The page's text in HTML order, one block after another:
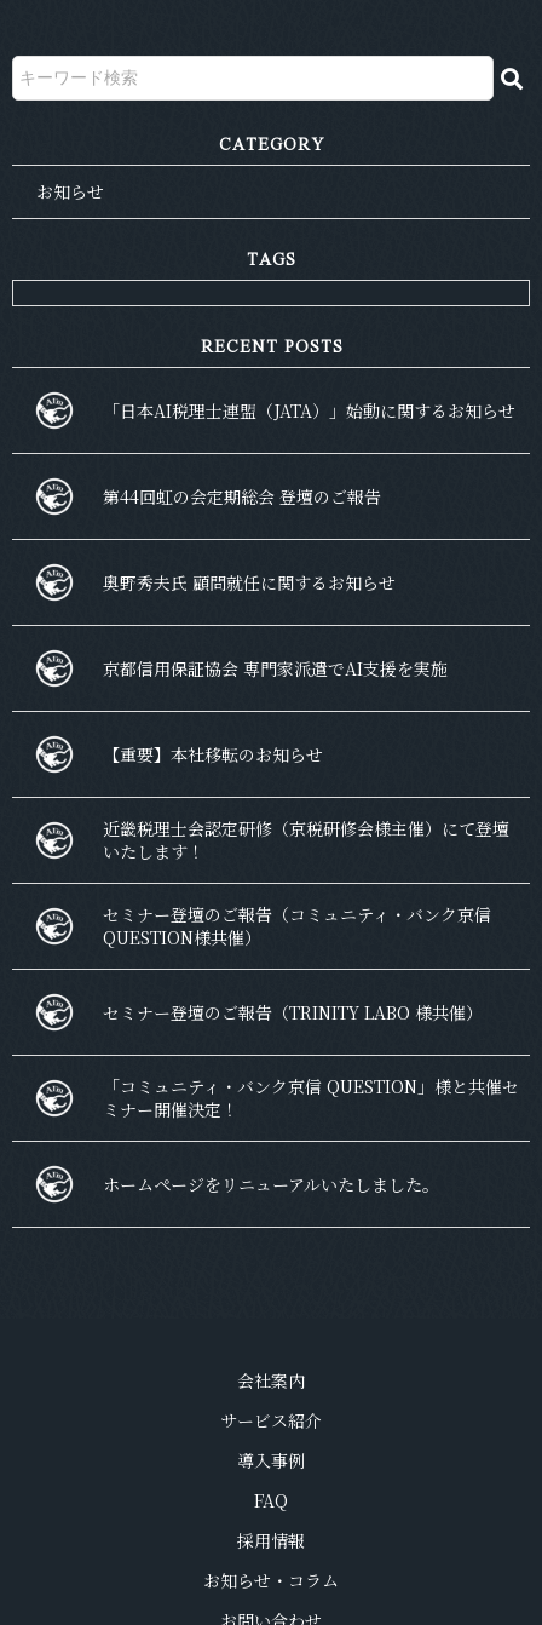
CATEGORY
お知らせ
TAGS
RECENT POSTS
「日本AI税理士連盟（JATA）」始動に関するお知らせ
第44回虹の会定期総会 登壇のご報告
奥野秀夫氏 顧問就任に関するお知らせ
京都信用保証協会 専門家派遣でAI支援を実施
【重要】本社移転のお知らせ
近畿税理士会認定研修（京税研修会様主催）にて登壇
いたします！
セミナー登壇のご報告（コミュニティ・バンク京信
QUESTION様共催）
セミナー登壇のご報告（TRINITY LABO 様共催）
「コミュニティ・バンク京信 QUESTION」様と共催セ
ミナー開催決定！
ホームページをリニューアルいたしました。
会社案内
サービス紹介
導入事例
FAQ
採用情報
お知らせ・コラム
お問い合わせ